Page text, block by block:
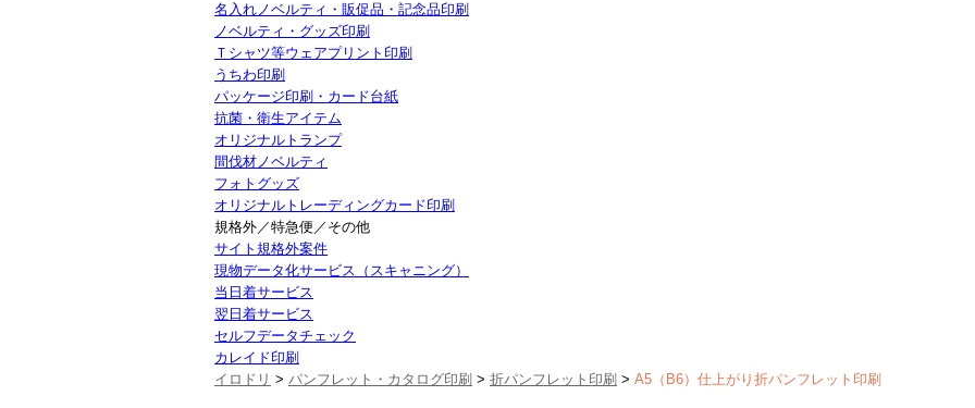
名入れノベルティ・販促品・記念品印刷
ノベルティ・グッズ印刷
Ｔシャツ等ウェアプリント印刷
うちわ印刷
パッケージ印刷・カード台紙
抗菌・衛生アイテム
オリジナルトランプ
間伐材ノベルティ
フォトグッズ
オリジナルトレーディングカード印刷
規格外／特急便／その他
サイト規格外案件
現物データ化サービス（スキャニング）
当日着サービス
翌日着サービス
セルフデータチェック
カレイド印刷
イロドリ > パンフレット・カタログ印刷 > 折パンフレット印刷 > A5（B6）仕上がり折パンフレット印刷